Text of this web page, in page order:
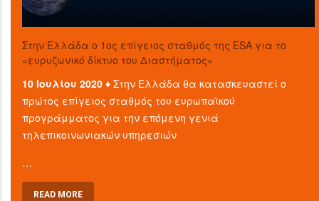
Στην Ελλάδα ο 1ος επίγειος σταθμός της ESA για το
«ευρυζωνικό δίκτυο του Διαστήματος»
10 Ιουλίου 2020 ♦Στην Ελλάδα θα κατασκευαστεί ο
πρώτος επίγειος σταθμός του ευρωπαϊκού
προγράμματος για την επόμενη γενιά
τηλεπικοινωνιακών υπηρεσιών
…
READ MORE